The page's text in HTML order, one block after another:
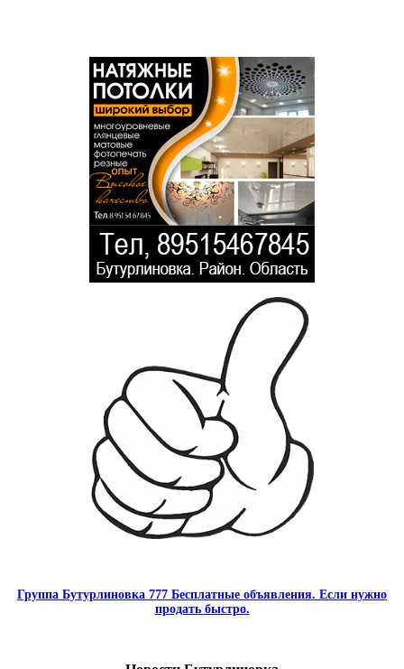
Группа Бутурлиновка 777 Бесплатные объявления. Если нужно
продать быстро.